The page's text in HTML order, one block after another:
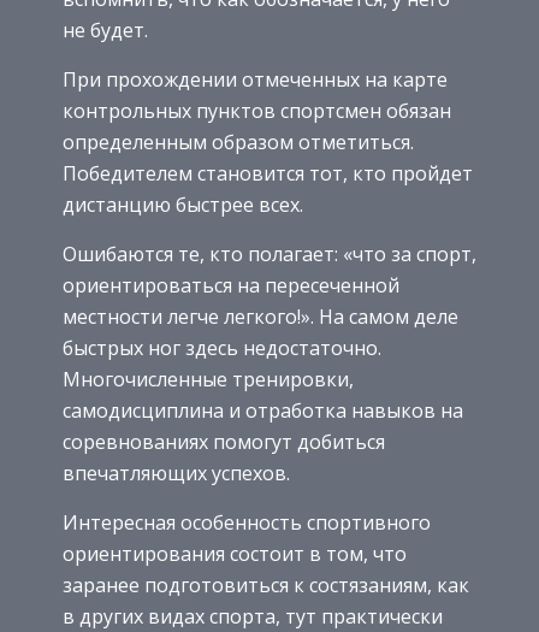
не будет.
При прохождении отмеченных на карте
контрольных пунктов спортсмен обязан
определенным образом отметиться.
Победителем становится тот, кто пройдет
дистанцию быстрее всех.
Ошибаются те, кто полагает: «что за спорт,
ориентироваться на пересеченной
местности легче легкого!». На самом деле
быстрых ног здесь недостаточно.
Многочисленные тренировки,
самодисциплина и отработка навыков на
соревнованиях помогут добиться
впечатляющих успехов.
Интересная особенность спортивного
ориентирования состоит в том, что
заранее подготовиться к состязаниям, как
в других видах спорта, тут практически